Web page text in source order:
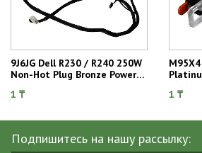
9J6JG Dell R230 / R240 250W
Non-Hot Plug Bronze Power
1 ₸
1 ₸
Подпишитесь на нашу рассылку: